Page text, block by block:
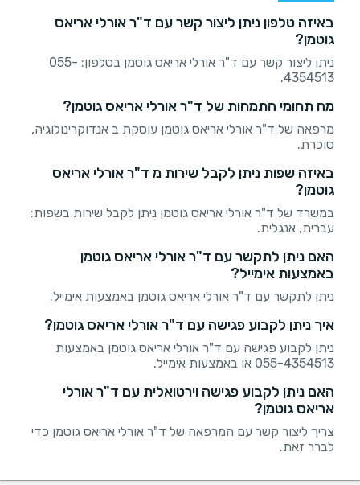
באיזה טלפון ניתן ליצור קשר עם ד"ר אורלי אריאס
גוטמן?
ניתן ליצור קשר עם ד"ר אורלי אריאס גוטמן בטלפון: 055-
4354513.
מה תחומי התמחות של ד"ר אורלי אריאס גוטמן?
מרפאה של ד"ר אורלי אריאס גוטמן עוסקת ב אנדוקרינולוגיה,
סוכרת.
באיזה שפות ניתן לקבל שירות מ ד"ר אורלי אריאס
גוטמן?
במשרד של ד"ר אורלי אריאס גוטמן ניתן לקבל שירות בשפות:
עברית, אנגלית.
האם ניתן לתקשר עם ד"ר אורלי אריאס גוטמן
באמצעות אימייל?
ניתן לתקשר עם ד"ר אורלי אריאס גוטמן באמצעות אימייל.
איך ניתן לקבוע פגישה עם ד"ר אורלי אריאס גוטמן?
ניתן לקבוע פגישה עם ד"ר אורלי אריאס גוטמן באמצעות
055-4354513 או באמצעות אימייל.
האם ניתן לקבוע פגישה וירטואלית עם ד"ר אורלי
אריאס גוטמן?
צריך ליצור קשר עם המרפאה של ד"ר אורלי אריאס גוטמן כדי
לברר זאת.